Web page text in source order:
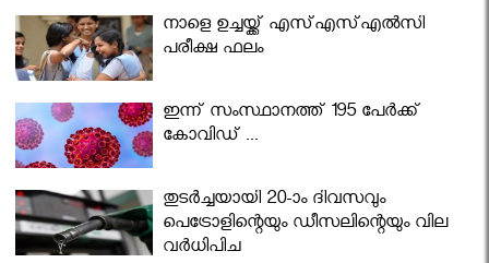
നാളെ ഉച്ചയ്ക്ക് എസ്എസ്എല്‍സി
പരീക്ഷ ഫലം
ഇന്ന് സംസ്ഥാനത്ത് 195 പേര്‍ക്ക്
കോവിഡ് ...
തുടർച്ചയായി 20-ാം ദിവസവും
പെട്രോളിന്റെയും ഡീസലിന്റെയും വില
വര്‍ധിപ്പിച്ചു